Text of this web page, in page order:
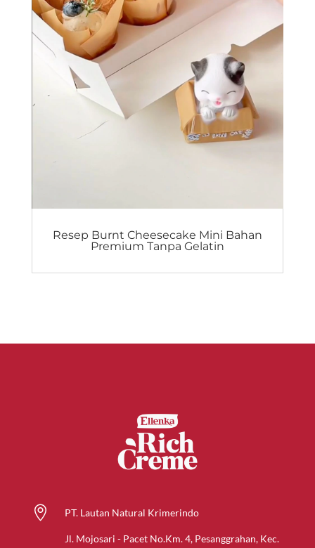
Resep Burnt Cheesecake Mini Bahan
Premium Tanpa Gelatin
 PT. Lautan Natural Krimerindo
Jl. Mojosari - Pacet No.Km. 4, Pesanggrahan, Kec.